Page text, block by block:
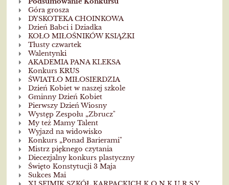
Góra grosza
DYSKOTEKA CHOINKOWA
Dzień Babci i Dziadka
KOŁO MIŁOŚNIKÓW KSIĄŻKI
Tłusty czwartek
Walentynki
AKADEMIA PANA KLEKSA
Konkurs KRUS
ŚWIATŁO MIŁOSIERDZIA
Dzień Kobiet w naszej szkole
Gminny Dzień Kobiet
Pierwszy Dzień Wiosny
Występ Zespołu „Zbrucz"
My też Mamy Talent
Wyjazd na widowisko
Konkurs „Ponad Barierami"
Mistrz pięknego czytania
Diecezjalny konkurs plastyczny
Święto Konstytucji 3 Maja
Sukces Mai